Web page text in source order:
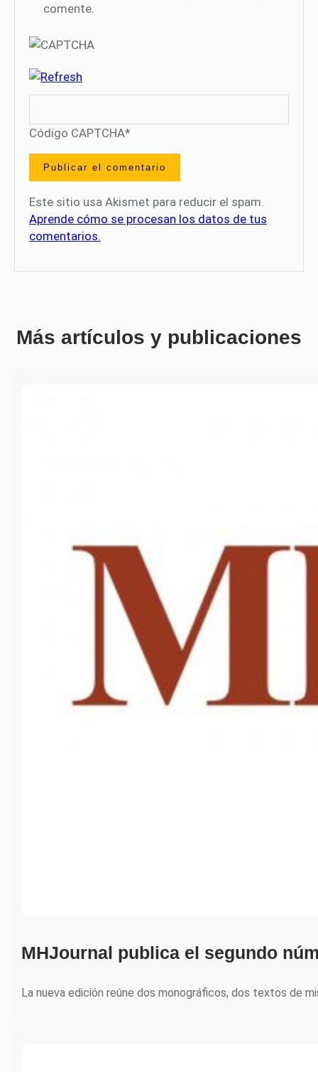
comente.
Código CAPTCHA*
Este sitio usa Akismet para reducir el spam.
Aprende cómo se procesan los datos de tus
comentarios.
Más artículos y publicaciones
MHJournal publica el segundo
La nueva edición reúne dos monográficos, dos textos de